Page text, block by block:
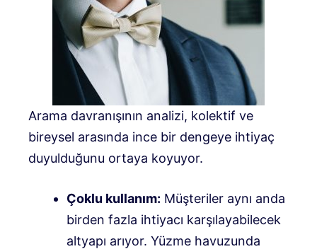
Arama davranışının analizi, kolektif ve
bireysel arasında ince bir dengeye ihtiyaç
duyulduğunu ortaya koyuyor.
Çoklu kullanım: Müşteriler aynı anda
birden fazla ihtiyacı karşılayabilecek
altyapı arıyor. Yüzme havuzunda